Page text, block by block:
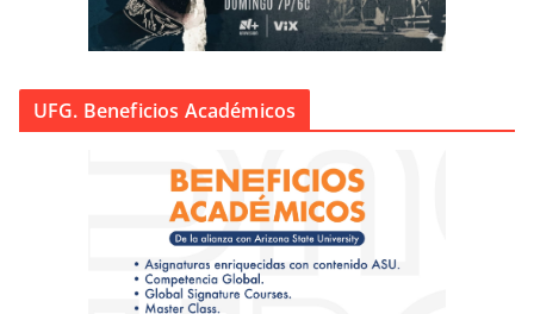
UFG. Beneficios Académicos